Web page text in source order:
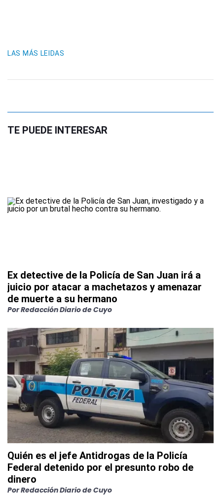
LAS MÁS LEIDAS
TE PUEDE INTERESAR
Ex detective de la Policía de San Juan irá a
juicio por atacar a machetazos y amenazar
de muerte a su hermano
PorRedacción Diario de Cuyo
Quién es el jefe Antidrogas de la Policía
Federal detenido por el presunto robo de
dinero
PorRedacción Diario de Cuyo